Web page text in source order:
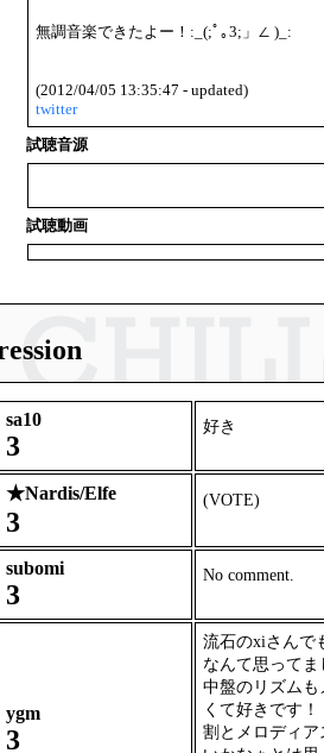
無調音楽できたよー！:_(;ﾟ｡3;」∠ )_:
(2012/04/05 13:35:47 - updated)
twitter
試聴音源
試聴動画
sa10
3
好き
★Nardis/Elfe
3
(VOTE)
subomi
3
No comment.
ygm
3
流石のxiさんで
なんて思って
中盤のリズム
くて好きです！
割とメロディ